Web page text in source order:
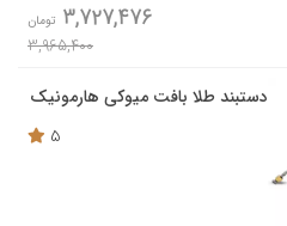
3,727,476 تومان
3,965,400
دستبند طلا بافت میوکی هارمونیک
5